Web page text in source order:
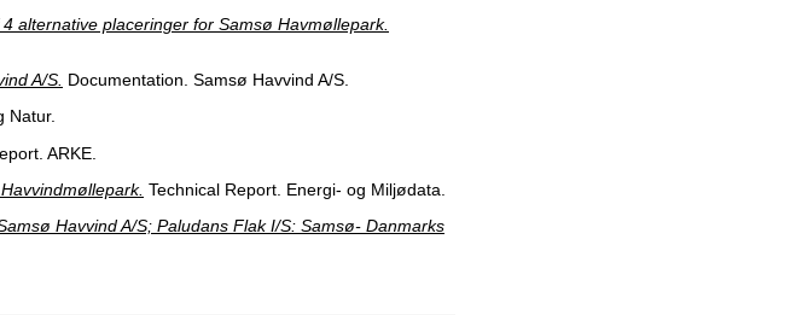
alternative placeringer for Samsø Havmøllepark.
A/S. Documentation. Samsø Havvind A/S.
Natur.
ARKE.
Technical Report. Energi- og Miljødata.
Havvind A/S; Paludans Flak I/S: Samsø- Danmarks